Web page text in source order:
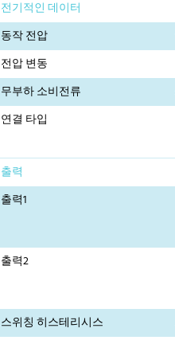
전기적인 데이터
동작 전압
전압 변동
무부하 소비전류
연결 타입
출력
출력1
출력2
스위칭 히스테리시스